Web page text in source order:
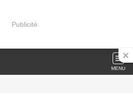
Publicité
MENU